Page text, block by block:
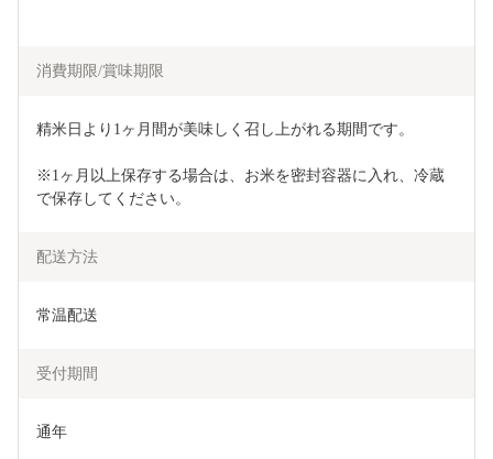
消費期限/賞味期限
精米日より1ヶ月間が美味しく召し上がれる期間です。
※1ヶ月以上保存する場合は、お米を密封容器に入れ、冷蔵
で保存してください。
配送方法
常温配送
受付期間
通年